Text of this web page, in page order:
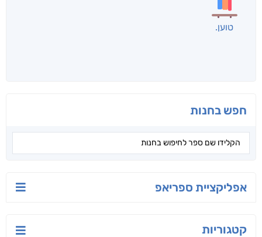
חפש בחנות
אפליקציית ספריאפ
קטגוריות
טוען